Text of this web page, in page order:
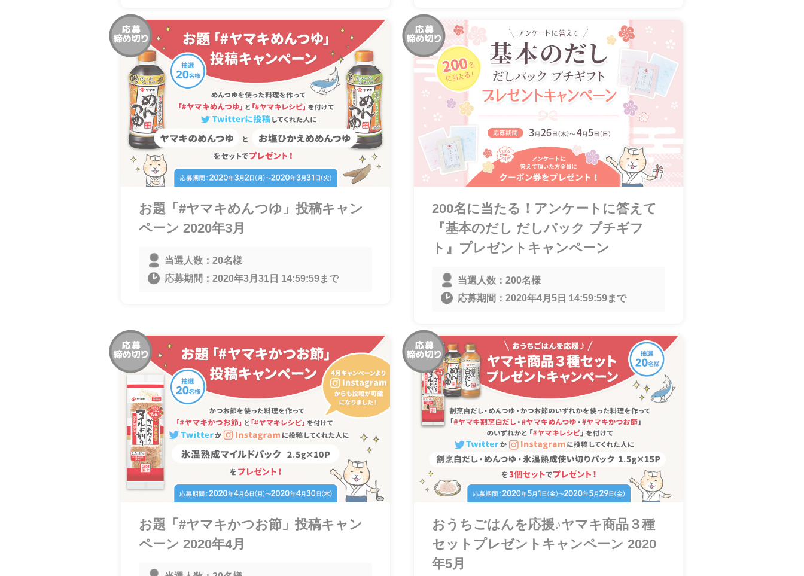
お題「#ヤマキめんつゆ」投稿キャン
ペーン 2020年3月
当選人数： 20名様
応募期間： 2020年3月31日 14:59:59まで
200名に当たる！アンケートに答えて
『基本のだし だしパック プチギフ
ト』プレゼントキャンペーン
当選人数： 200名様
応募期間： 2020年4月5日 14:59:59まで
お題「#ヤマキかつお節」投稿キャン
ペーン 2020年4月
おうちごはんを応援♪ヤマキ商品３種
セットプレゼントキャンペーン 2020
年5月